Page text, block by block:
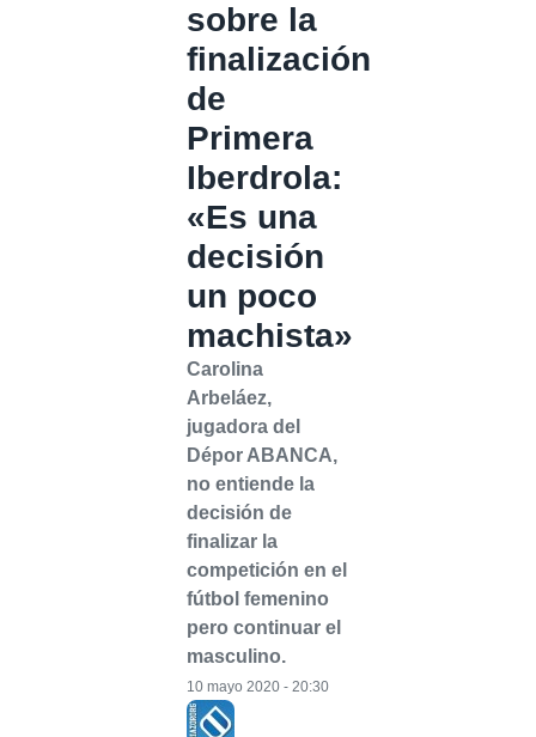
sobre la
finalización
de
Primera
Iberdrola:
«Es una
decisión
un poco
machista»
Carolina
Arbeláez,
jugadora del
Dépor ABANCA,
no entiende la
decisión de
finalizar la
competición en el
fútbol femenino
pero continuar el
masculino.
10 mayo 2020 - 20:30